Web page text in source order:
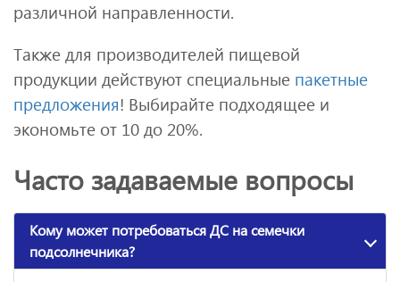
различной направленности.
Также для производителей пищевой
продукции действуют специальные пакетные
предложения! Выбирайте подходящее и
экономьте от 10 до 20%.
Часто задаваемые вопросы
Кому может потребоваться ДС на семечки
подсолнечника?